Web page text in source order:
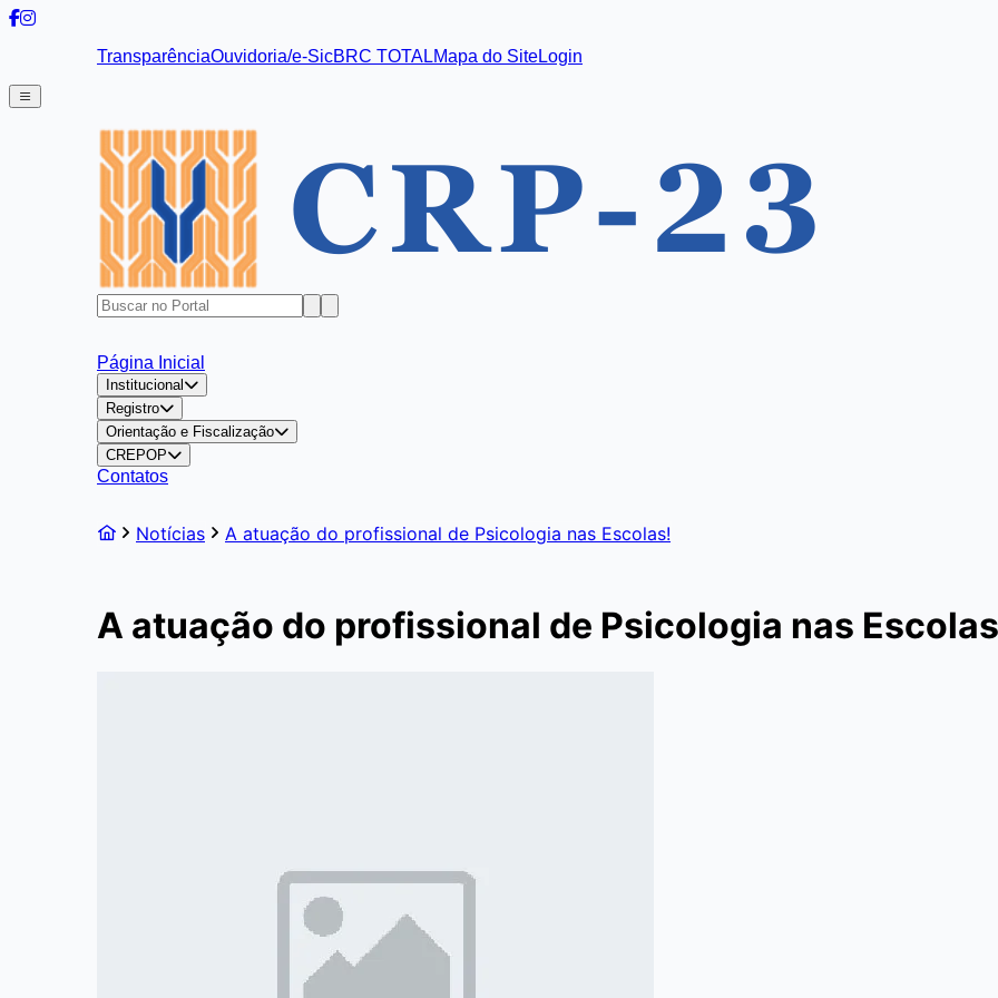
TransparênciaOuvidoria/e-SicBRC TOTALMapa do SiteLogin
Página Inicial
Institucional
Registro
Orientação e Fiscalização
CREPOP
Contatos
Notícias A atuação do profissional de Psicologia nas Escolas!
A atuação do profissional de Psicologia nas